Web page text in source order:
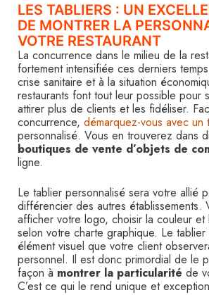
LES TABLIERS : UN
DE MONTRER LA
VOTRE RESTAURANT
La concurrence dans le milieu de la
fortement intensifiée ces derniers
crise sanitaire et à la situation
restaurants font tout leur possible pour
attirer plus de clients et les fidéliser.
concurrence, démarquez-vous avec un
personnalisé. Vous en trouverez dans
boutiques de vente d’objets de
ligne.
Le tablier personnalisé sera votre allié
différencier des autres établissements.
afficher votre logo, choisir la couleur et
selon votre charte graphique. Le
élément visuel que votre client
personnel. Il est donc primordial de le
façon à montrer la particularité de
C’est ce qui le rend unique et